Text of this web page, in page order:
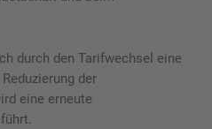
durch den Tarifwechsel eine
der
eine erneute